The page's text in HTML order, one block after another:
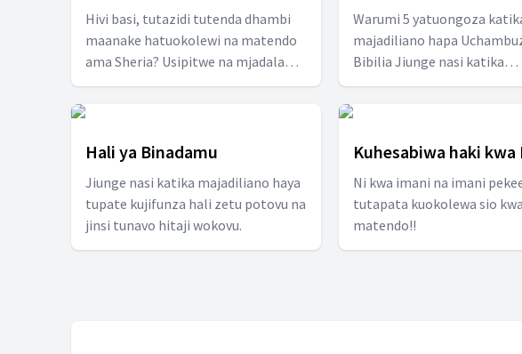
Hivi basi, tutazidi tutenda dhambi
maanake hatuokolewi na matendo
ama Sheria? Usipitwe na mjadala
huu!!
Warumi 5 yatuongoza
majadiliano hapa
Bibilia Jiunge nasi katika
Mazungumzo Tupate
Hali ya Binadamu
Jiunge nasi katika majadiliano haya
tupate kujifunza hali zetu potovu na
jinsi tunavo hitaji wokovu.
Kuhesabiwa haki kwa
Ni kwa imani na imani
tutapata kuokolewa sio kwa
matendo!!